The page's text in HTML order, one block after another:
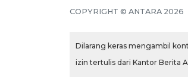
COPYRIGHT © ANTARA 2026
Dilarang keras mengambil
izin tertulis dari Kantor Berita